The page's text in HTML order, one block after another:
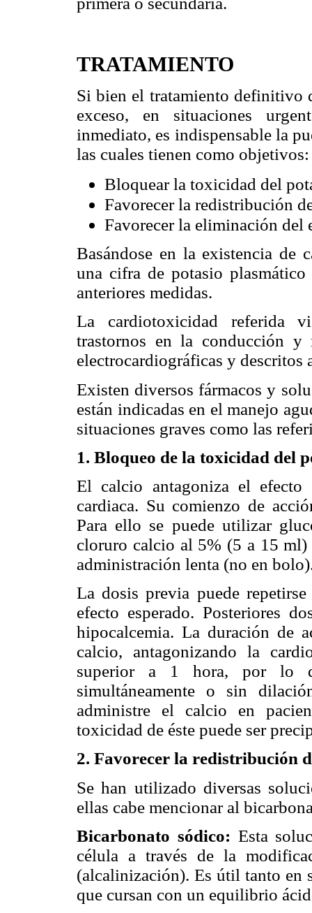
TRATAMIENTO
Si bien el tratamiento definitivo
exceso, en situaciones
inmediato, es indispensable la
las cuales tienen como objetivos:
Bloquear la toxicidad del
Favorecer la redistribución
Favorecer la eliminación del
Basándose en la existencia de
una cifra de potasio
anteriores medidas.
La cardiotoxicidad referida
trastornos en la conducción y
electrocardiográficas y descritos
Existen diversos fármacos y
están indicadas en el manejo
situaciones graves como las
1. Bloqueo de la toxicidad del
El calcio antagoniza el efecto
cardiaca. Su comienzo de
Para ello se puede utilizar
cloruro calcio al 5% (5 a 15 ml)
administración lenta (no en
La dosis previa puede
efecto esperado. Posteriores
hipocalcemia. La duración de
calcio, antagonizando la
superior a 1 hora, por lo
simultáneamente o sin
administre el calcio en
toxicidad de éste puede ser
2. Favorecer la redistribución
Se han utilizado diversas
ellas cabe mencionar al
Bicarbonato sódico: Esta
célula a través de la
(alcalinización). Es útil tanto en
que cursan con un equilibrio